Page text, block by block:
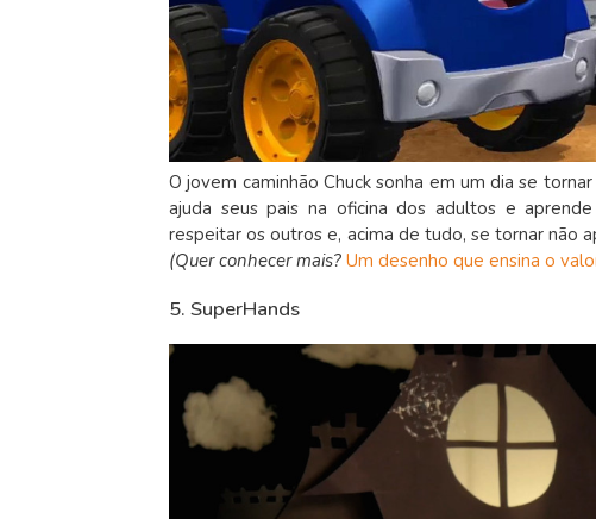
O jovem caminhão Chuck sonha em um dia se
ajuda seus pais na oficina dos adultos e
respeitar os outros e, acima de tudo, se tornar não
(Quer conhecer mais? Um desenho que ensina o
5. SuperHands